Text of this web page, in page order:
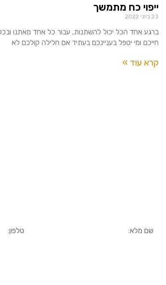
ייפוי כח מתמשך
23 ביוני 2022
ברגע אחד הכל יכול להשתנות, עבור כל אחד מאתנו ובכל
חייכם ומי יטפל בעניינכם בעתיד אם חלילה קולכם לא
קרא עוד »